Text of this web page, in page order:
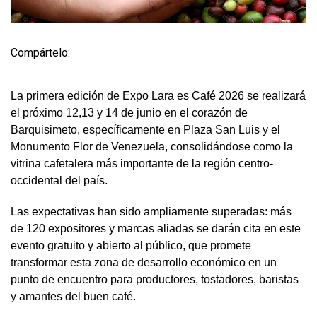
Compártelo:
La primera edición de Expo Lara es Café 2026 se realizará
el próximo 12,13 y 14 de junio en el corazón de
Barquisimeto, específicamente en Plaza San Luis y el
Monumento Flor de Venezuela, consolidándose como la
vitrina cafetalera más importante de la región centro-
occidental del país.
Las expectativas han sido ampliamente superadas: más
de 120 expositores y marcas aliadas se darán cita en este
evento gratuito y abierto al público, que promete
transformar esta zona de desarrollo económico en un
punto de encuentro para productores, tostadores, baristas
y amantes del buen café.